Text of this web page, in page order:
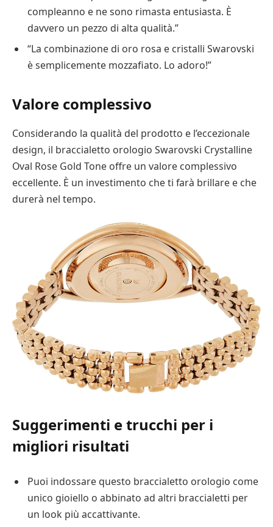
compleanno e ne sono rimasta entusiasta. È
davvero un pezzo di alta qualità.”
“La combinazione di oro rosa e cristalli Swarovski
è semplicemente mozzafiato. Lo adoro!”
Valore complessivo
Considerando la qualità del prodotto e l’eccezionale
design, il braccialetto orologio Swarovski Crystalline
Oval Rose Gold Tone offre un valore complessivo
eccellente. È un investimento che ti farà brillare e che
durerà nel tempo.
Suggerimenti e trucchi per i
migliori risultati
Puoi indossare questo braccialetto orologio come
unico gioiello o abbinato ad altri braccialetti per
un look più accattivante.